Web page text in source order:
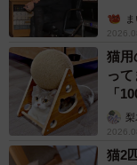
猫用
っ
「
猫2